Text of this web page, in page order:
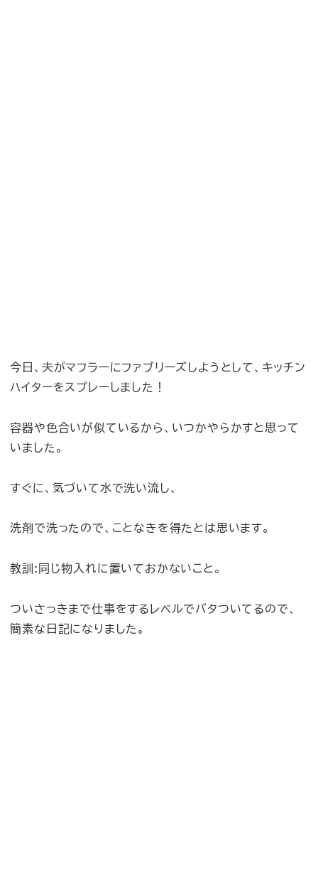
今日、夫がマフラーにファブリーズしようとして、キッチン
ハイターをスプレーしました！
容器や色合いが似ているから、いつかやらかすと思って
いました。
すぐに、気づいて水で洗い流し、
洗剤で洗ったので、ことなきを得たとは思います。
教訓:同じ物入れに置いておかないこと。
ついさっきまで仕事をするレベルでバタついてるので、
簡素な日記になりました。